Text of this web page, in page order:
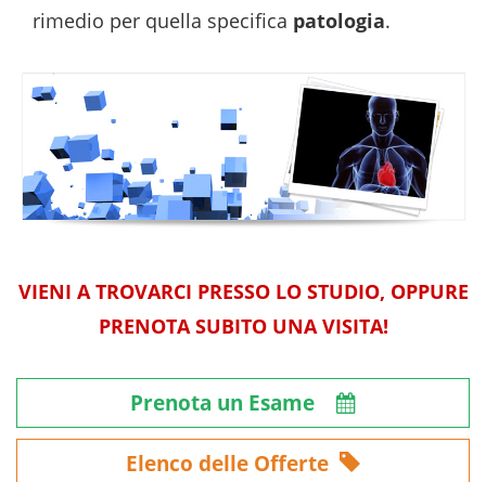
rimedio per quella specifica patologia.
VIENI A TROVARCI PRESSO LO STUDIO, OPPURE
PRENOTA SUBITO UNA VISITA!
Prenota un Esame
Elenco delle Offerte